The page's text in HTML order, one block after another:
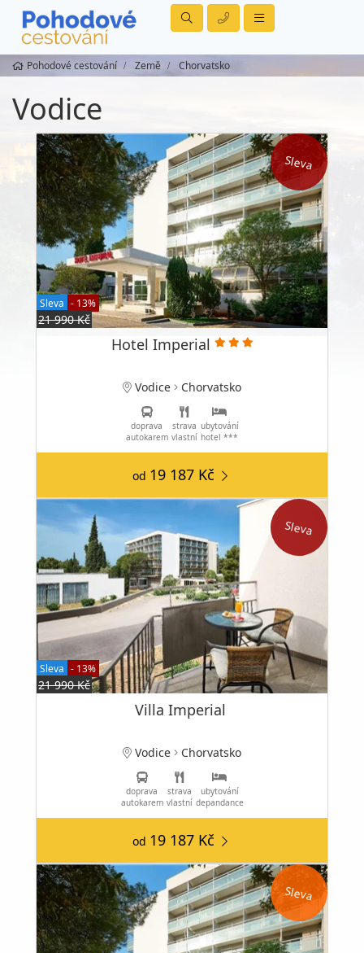
Pohodové cestování Země Chorvatsko
Vodice
Sleva
Sleva - 13%
21 990 Kč
Hotel Imperial
Vodice Chorvatsko
doprava
autokarem
strava
vlastní
ubytování
hotel ***
od 19 187 Kč
Sleva
Sleva - 13%
21 990 Kč
Villa Imperial
Vodice Chorvatsko
doprava
autokarem
strava
vlastní
ubytování
depandance
od 19 187 Kč
Sleva